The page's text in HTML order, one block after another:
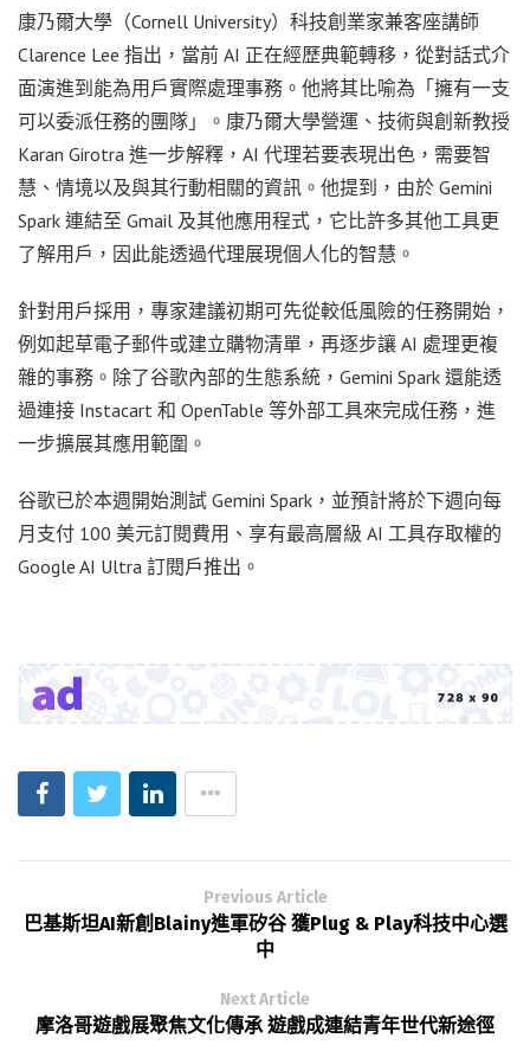
康乃爾大學（Cornell University）科技創業家兼客座講師
Clarence Lee 指出，當前 AI 正在經歷典範轉移，從對話式介
面演進到能為用戶實際處理事務。他將其比喻為「擁有一支
可以委派任務的團隊」。康乃爾大學營運、技術與創新教授
Karan Girotra 進一步解釋，AI 代理若要表現出色，需要智
慧、情境以及與其行動相關的資訊。他提到，由於 Gemini
Spark 連結至 Gmail 及其他應用程式，它比許多其他工具更
了解用戶，因此能透過代理展現個人化的智慧。
針對用戶採用，專家建議初期可先從較低風險的任務開始，
例如起草電子郵件或建立購物清單，再逐步讓 AI 處理更複
雜的事務。除了谷歌內部的生態系統，Gemini Spark 還能透
過連接 Instacart 和 OpenTable 等外部工具來完成任務，進
一步擴展其應用範圍。
谷歌已於本週開始測試 Gemini Spark，並預計將於下週向每
月支付 100 美元訂閱費用、享有最高層級 AI 工具存取權的
Google AI Ultra 訂閱戶推出。
Previous Article
巴基斯坦AI新創Blainy進軍矽谷 獲Plug & Play科技中心選
中
Next Article
摩洛哥遊戲展聚焦文化傳承 遊戲成連結青年世代新途徑